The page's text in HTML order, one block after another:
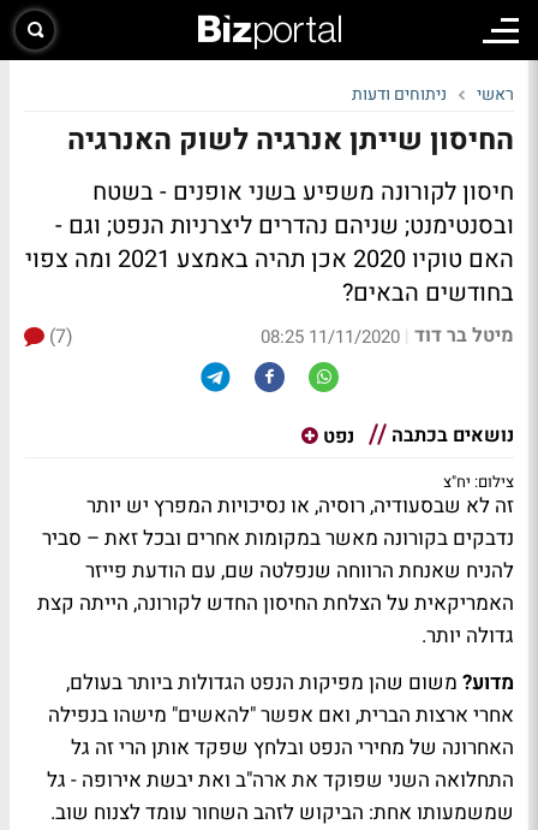
ראשי ניתוחים ודעות
החיסון שייתן אנרגיה לשוק האנרגיה
חיסון לקורונה משפיע בשני אופנים - בשטח
ובסנטימנט; שניהם נהדרים ליצרניות הנפט; וגם -
האם טוקיו 2020 אכן תהיה באמצע 2021 ומה צפוי
בחודשים הבאים?
מיטל בר דוד |
11/11/2020 08:25
(7)
נושאים בכתבה נפט
צילום: יח"צ
זה לא שבסעודיה, רוסיה, או נסיכויות המפרץ יש יותר
נדבקים בקורונה מאשר במקומות אחרים ובכל זאת – סביר
להניח שאנחת הרווחה שנפלטה שם, עם הודעת פייזר
האמריקאית על הצלחת החיסון החדש לקורונה, הייתה קצת
גדולה יותר.
מדוע? משום שהן מפיקות הנפט הגדולות ביותר בעולם,
אחרי ארצות הברית, ואם אפשר "להאשים" מישהו בנפילה
האחרונה של מחירי הנפט ובלחץ שפקד אותן הרי זה גל
התחלואה השני שפוקד את ארה"ב ואת יבשת אירופה - גל
שמשמעותו אחת: הביקוש לזהב השחור עומד לצנוח שוב.